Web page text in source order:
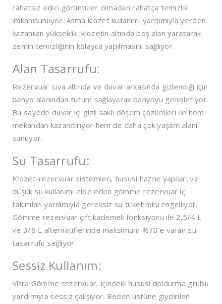
rahatsız edici görüntüler olmadan rahatça temizlik
imkanısunuyor. Asma klozet kullanımı yardımıyla yerden
kazanılan yükseklik, klozetin altında boş alan yaratarak
zemin temizliğinin kolayca yapılmasını sağlıyor.
Alan Tasarrufu:
Rezervuar sıva altında ve duvar arkasında gizlendiği için
banyo alanından tutum sağlayarak banyoyu genişletiyor.
Bu sayede duvar içi gizli saklı döşem çözümleri ile hem
mekandan kazandırıyor hem de daha çok yaşam alanı
sunuyor.
Su Tasarrufu:
Klozet-rezervuar sistemleri, hususi hazne yapıları ve
düşük su kullanımı elde eden gömme rezervuar iç
takımları yardımıyla gereksiz su tüketimini engelliyor.
Gömme rezervuar çift kademeli fonksiyonu ile 2,5/4 L
ve 3/6 L alternatiflerinde maksimum %70’e varan su
tasarrufu sağlıyor.
Sessiz Kullanım:
Vitra Gömme rezervuar, içindeki hususi doldurma grubu
yardımıyla sessiz çalışıyor. Beden üstüne giydirilen